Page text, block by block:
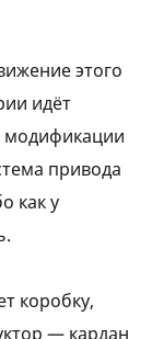
этого
идёт
модификации
привода
как у
коробку,
— кардан